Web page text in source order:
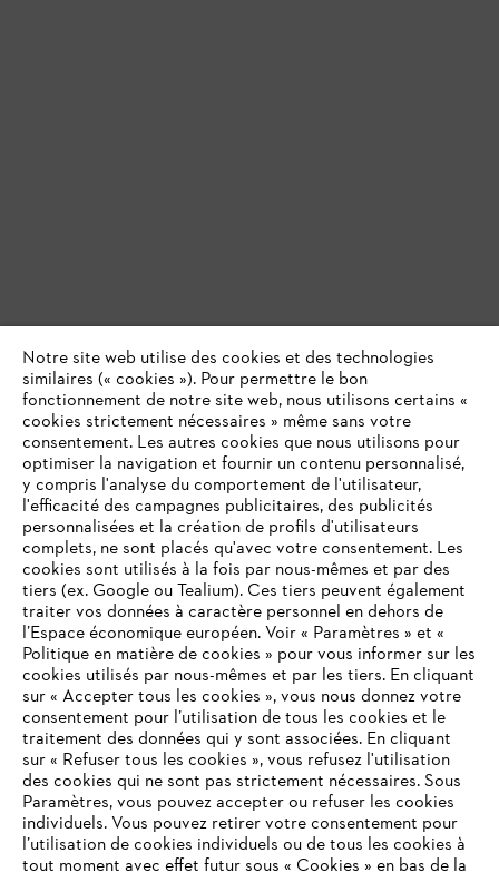
VOTRE NAVIGATEUR INTERNET
N'EST PLUS PRIS EN CHARGE
Vous utilisez un navigateur Internet que nous ne prenons plus
en charge, et certaines fonctionnalités de notre site ne
Notre site web utilise des cookies et des technologies
similaires (« cookies »). Pour permettre le bon
fonctionnement de notre site web, nous utilisons certains «
cookies strictement nécessaires » même sans votre
consentement. Les autres cookies que nous utilisons pour
optimiser la navigation et fournir un contenu personnalisé,
y compris l'analyse du comportement de l'utilisateur,
l'efficacité des campagnes publicitaires, des publicités
personnalisées et la création de profils d'utilisateurs
complets, ne sont placés qu'avec votre consentement. Les
cookies sont utilisés à la fois par nous-mêmes et par des
tiers (ex. Google ou Tealium). Ces tiers peuvent également
traiter vos données à caractère personnel en dehors de
l’Espace économique européen. Voir « Paramètres » et «
Politique en matière de cookies » pour vous informer sur les
cookies utilisés par nous-mêmes et par les tiers. En cliquant
sur « Accepter tous les cookies », vous nous donnez votre
consentement pour l’utilisation de tous les cookies et le
traitement des données qui y sont associées. En cliquant
sur « Refuser tous les cookies », vous refusez l'utilisation
des cookies qui ne sont pas strictement nécessaires. Sous
Paramètres, vous pouvez accepter ou refuser les cookies
individuels. Vous pouvez retirer votre consentement pour
l’utilisation de cookies individuels ou de tous les cookies à
tout moment avec effet futur sous « Cookies » en bas de la